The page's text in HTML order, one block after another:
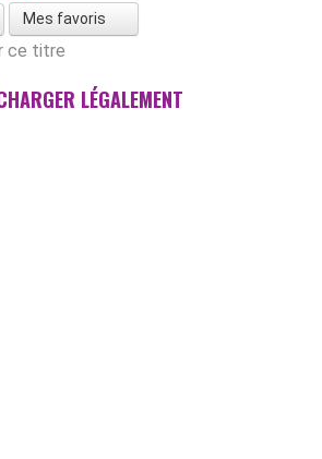
Mes favoris
ce titre
LÉGALEMENT